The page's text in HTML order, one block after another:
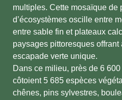
multiples. Cette mosaïque de
d’écosystèmes oscille entre
entre sable fin et plateaux
paysages pittoresques
escapade verte unique.
Dans ce milieu, près de 6
côtoient 5 685 espèces
chênes, pins sylvestres,